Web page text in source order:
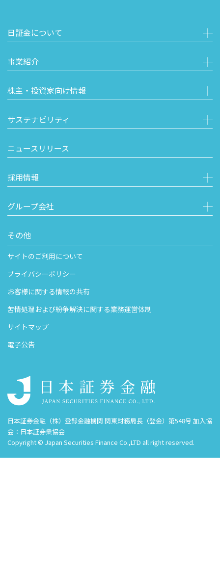
日証金について
事業紹介
株主・投資家向け情報
サステナビリティ
ニュースリリース
採用情報
グループ会社
その他
サイトのご利用について
プライバシーポリシー
お客様に関する情報の共有
苦情処理および紛争解決に関する業務運営体制
サイトマップ
電子公告
日本証券金融（株）登録金融機関 関東財務局長（登金）第548号 加入協
会：日本証券業協会
Copyright © Japan Securities Finance Co.,LTD all right reserved.